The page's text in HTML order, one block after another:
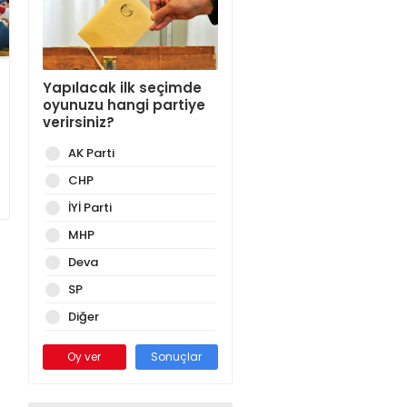
Yapılacak ilk seçimde
oyunuzu hangi partiye
verirsiniz?
AK Parti
CHP
İYİ Parti
MHP
Deva
SP
Diğer
Oy ver Sonuçlar